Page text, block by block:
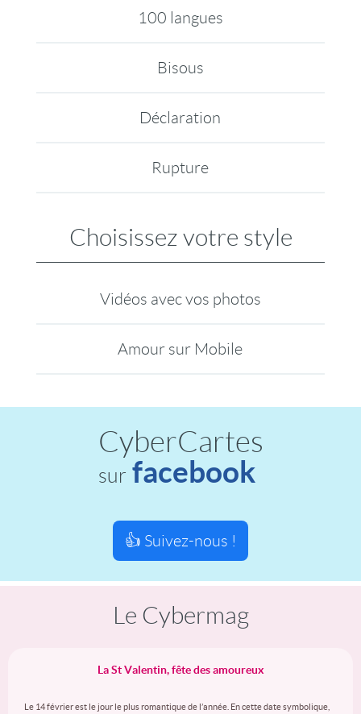
100 langues
Bisous
Déclaration
Rupture
Choisissez votre style
Vidéos avec vos photos
Amour sur Mobile
CyberCartes
sur facebook
👍 Suivez-nous !
Le Cybermag
La St Valentin, fête des amoureux
Le 14 février est le jour le plus romantique de l’année. En cette date symbolique,